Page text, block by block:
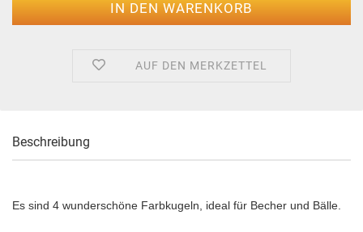
AUF DEN MERKZETTEL
Beschreibung
Es sind 4 wunderschöne Farbkugeln, ideal für Becher und Bälle.